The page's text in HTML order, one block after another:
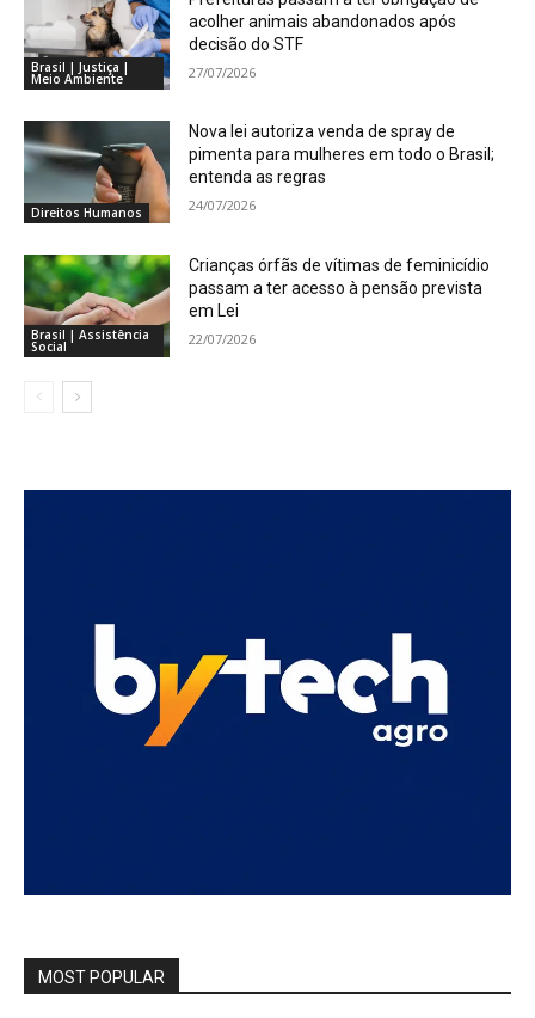
Brasil | Justiça |
Meio Ambiente
acolher animais abandonados após
decisão do STF
27/07/2026
Direitos Humanos
Nova lei autoriza venda de spray de
pimenta para mulheres em todo o Brasil;
entenda as regras
24/07/2026
Brasil | Assistência
Social
Crianças órfãs de vítimas de feminicídio
passam a ter acesso à pensão prevista
em Lei
22/07/2026
MOST POPULAR